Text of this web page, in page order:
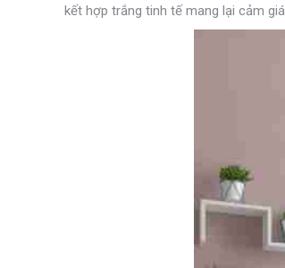
kết hợp trắng tinh tế mang lại cảm